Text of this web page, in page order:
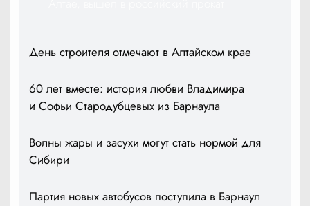
День строителя отмечают в Алтайском крае
60 лет вместе: история любви Владимира
и Софьи Стародубцевых из Барнаула
Волны жары и засухи могут стать нормой для
Сибири
Партия новых автобусов поступила в Барнаул